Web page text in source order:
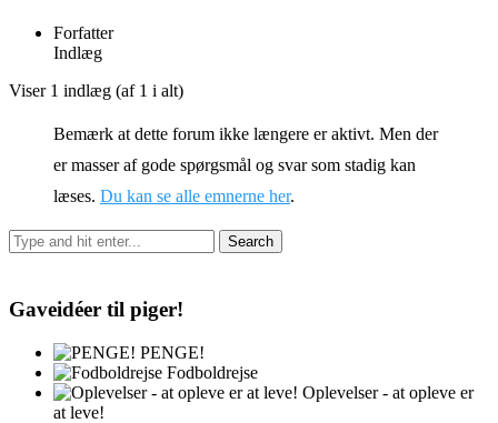
Forfatter
Indlæg
Viser 1 indlæg (af 1 i alt)
Bemærk at dette forum ikke længere er aktivt. Men der
er masser af gode spørgsmål og svar som stadig kan
læses. Du kan se alle emnerne her.
Gaveidéer til piger!
PENGE!
Fodboldrejse
Oplevelser - at opleve er
at leve!